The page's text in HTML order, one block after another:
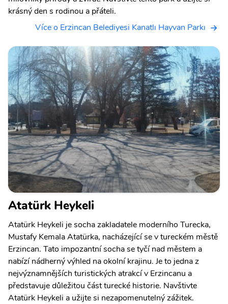
krásný den s rodinou a přáteli.
Více o Erzincan Belediyesi Kanatlı Hayvan Parkı
Atatürk Heykeli
Atatürk Heykeli je socha zakladatele moderního Turecka,
Mustafy Kemala Atatürka, nacházející se v tureckém městě
Erzincan. Tato impozantní socha se tyčí nad městem a
nabízí nádherný výhled na okolní krajinu. Je to jedna z
nejvýznamnějších turistických atrakcí v Erzincanu a
představuje důležitou část turecké historie. Navštivte
Atatürk Heykeli a užijte si nezapomenutelný zážitek.